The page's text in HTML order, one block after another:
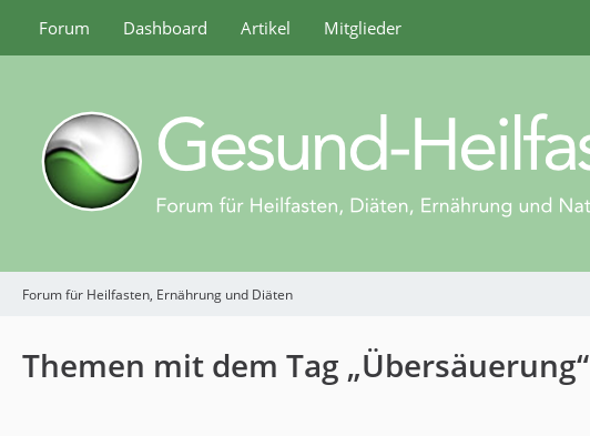
Forum Dashboard Artikel Mitglieder
Forum für Heilfasten, Ernährung und Diäten
Themen mit dem Tag „Übersäuerung“